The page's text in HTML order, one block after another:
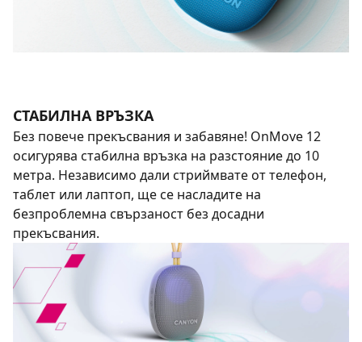
СТАБИЛНА ВРЪЗКА
Без повече прекъсвания и забавяне! OnMove 12
осигурява стабилна връзка на разстояние до 10
метра. Независимо дали стриймвате от телефон,
таблет или лаптоп, ще се насладите на
безпроблемна свързаност без досадни
прекъсвания.